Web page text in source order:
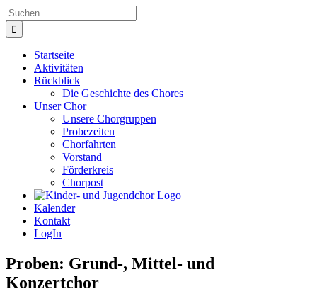
Zum
Inhalt
springen
Suche
nach:
Startseite
Aktivitäten
Rückblick
Die Geschichte des Chores
Unser Chor
Unsere Chorgruppen
Probezeiten
Chorfahrten
Vorstand
Förderkreis
Chorpost
Kalender
Kontakt
LogIn
Proben: Grund-, Mittel- und
Konzertchor